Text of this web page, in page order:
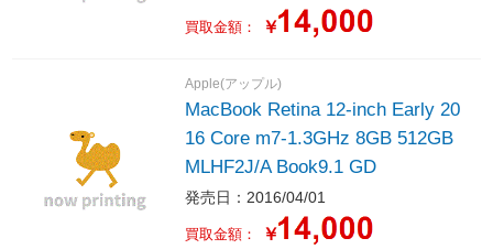
買取金額： ￥
Apple(アップル)
MacBook Retina 12-inch Early 20
16 Core m7-1.3GHz 8GB 512GB
MLHF2J/A Book9.1 GD
発売日：2016/04/01
買取金額： ￥